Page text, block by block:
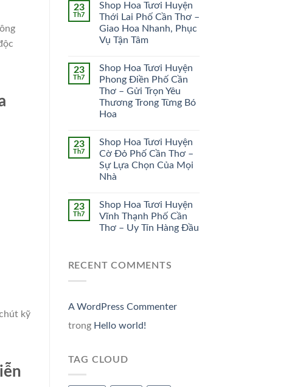
kỹ
23
Th7
Shop Hoa Tươi Huyện
Thới Lai Phố Cần Thơ –
Giao Hoa Nhanh, Phục
Vụ Tận Tâm
23
Th7
Shop Hoa Tươi Huyện
Phong Điền Phố Cần
Thơ – Gửi Trọn Yêu
Thương Trong Từng Bó
Hoa
23
Th7
Shop Hoa Tươi Huyện
Cờ Đỏ Phố Cần Thơ –
Sự Lựa Chọn Của Mọi
Nhà
23
Th7
Shop Hoa Tươi Huyện
Vĩnh Thạnh Phố Cần
Thơ – Uy Tín Hàng Đầu
RECENT COMMENTS
A WordPress Commenter
trong Hello world!
TAG CLOUD